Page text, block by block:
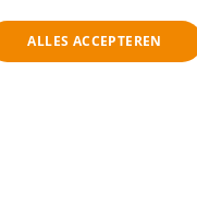
ALLES ACCEPTEREN